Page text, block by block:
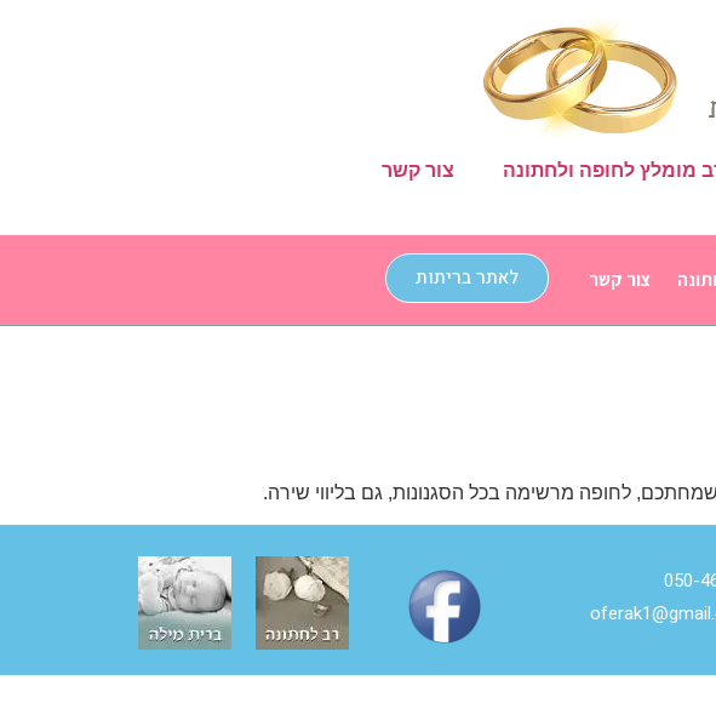
מומלץ לחופה ולחתונה צור קשר
צור קשר לאתר בריתות
לחופה מרשימה בכל הסגנונות, גם בליווי שירה.